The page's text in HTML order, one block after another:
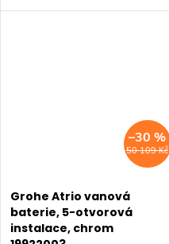
50 109 Kč
–30 %
Grohe Atrio vanová
baterie, 5-otvorová
instalace, chrom